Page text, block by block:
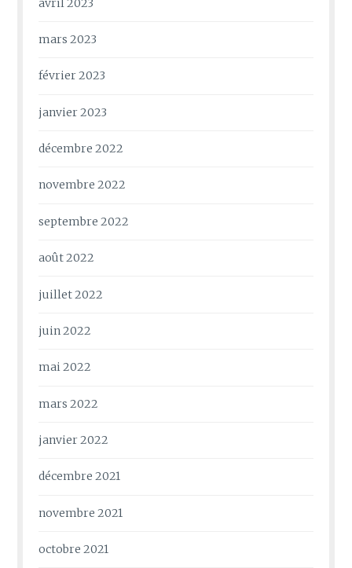
mars 2023
février 2023
janvier 2023
décembre 2022
novembre 2022
septembre 2022
août 2022
juillet 2022
juin 2022
mai 2022
mars 2022
janvier 2022
décembre 2021
novembre 2021
octobre 2021